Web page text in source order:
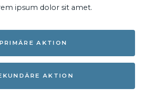
ipsum dolor sit amet.
PRIMÄRE AKTION
AKTION